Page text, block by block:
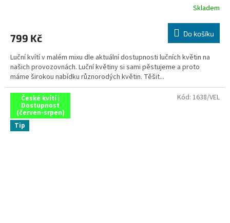
Skladem
799 Kč Do košíku
Luční kvítí v malém mixu dle aktuální dostupnosti lučních květin na
našich provozovnách. Luční květiny si sami pěstujeme a proto
máme širokou nabídku různorodých květin. Těšit...
České kvítí |
Dostupnost
(červen-srpen)
Tip
Kód: 1638/VEL